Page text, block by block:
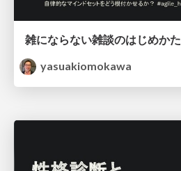
yasuakiomokawa